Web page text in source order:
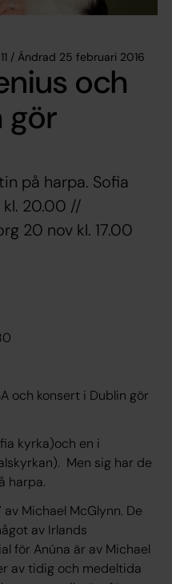
/ Ändrad 25 februari 2016
och
gör
på harpa. Sofia
kl. 20.00 //
20 nov kl. 17.00
och konsert i Dublin gör
kyrka)och en i
Men sig har de
harpa.
Michael McGlynn. De
av Irlands
för Anúna är av Michael
av tidig och medeltida